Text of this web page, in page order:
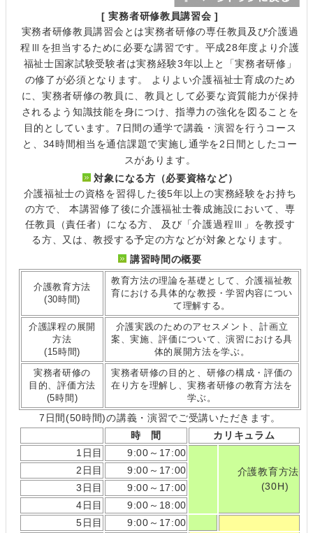
[ 実務者研修教員講習会 ]
実務者研修教員講習会とは実務者研修の専任教員及び介護過
程Ⅲを担当するために必要な講習です。平成28年度より介護
福祉士国家試験受験者は実務経験3年以上と「実務者研修」
の修了が必須となります。 よりよい介護福祉士育成のため
に、実務者研修の教員に、教員として必要な資質能力が保持
されるよう知識技能を身につけ、指導力の強化を図ることを
目的としています。7日間の通学で講義・演習を行うコース
と、34時間相当を通信課題で実施し通学を2日間としたコー
スがあります。
対象になる方（必要資格など）
介護福祉士の資格を習得した後5年以上の実務経験をお持ち
の方で、 本講習修了後に介護福祉士養成施設において、専
任教員（責任者）になる方、 及び「介護過程Ⅲ」を教授す
る方、又は、教授する予定の方などが対象となります。
講習時間の概要
介護教育方法
(30時間)
教育方法の理論を基礎として、介護福祉教
育における具体的な教授・学習内容につい
て理解する。
介護課程の展開
方法
(15時間)
介護実践のためのアセスメント、計画立
案、実施、評価について、演習における具
体的展開方法を学ぶ。
実務者研修の
目的、評価方法
(5時間)
実務者研修の目的と、研修の構成・評価の
在り方を理解し、実務者研修の教育方法を
学ぶ。
7日間(50時間)の講義・演習でご受講いただきます。
時 間
カリキュラム
1日目
9:00～17:00
介護教育方法
(30H)
2日目
9:00～17:00
3日目
9:00～17:00
4日目
9:00～18:00
5日目
9:00～17:00